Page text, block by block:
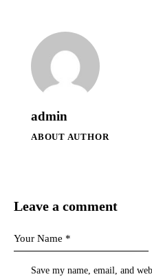
admin
ABOUT AUTHOR
Leave a comment
Save my name, email, and